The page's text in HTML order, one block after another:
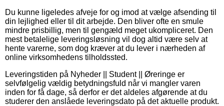
Du kunne ligeledes afveje for og imod at vælge afsending til
din lejlighed eller til dit arbejde. Den bliver ofte en smule
mindre prisbillig, men til gengæld meget ukompliceret. Den
mest betalelige leveringsløsning vil dog altid være selv at
hente varerne, som dog kræver at du lever i nærheden af
online virksomhedens tilholdssted.
Leveringstiden på Nyheder || Student || Øreringe er
selvfølgelig vældig betydningsfuld når vi mangler varen
inden for få dage, så derfor er det aldeles afgørende at du
studerer den anslåede leveringsdato på det aktuelle produkt.